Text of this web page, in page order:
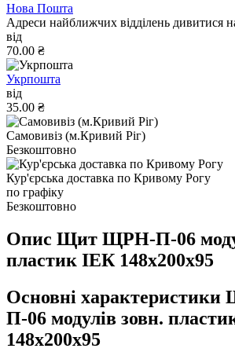
Нова Пошта
Адреси найближчих відділень дивитися
від
70.00 ₴
Укрпошта
від
35.00 ₴
Самовивіз (м.Кривий Ріг)
Безкоштовно
Кур'єрська доставка по Кривому Рогу
по графіку
Безкоштовно
Опис Щит ЩРН-П-06
пластик ІЕК 148х200х95
Основні
П-06 модулів зовн.
148х200х95